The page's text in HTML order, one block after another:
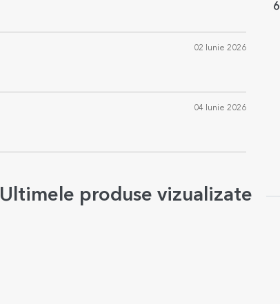
02 Iunie 2026
04 Iunie 2026
Ultimele produse vizualizate